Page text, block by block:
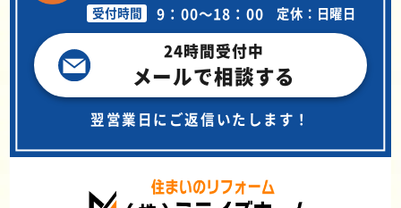
受付時間 9：00～18：00 定休：日曜日
24時間受付中
メールで相談する
翌営業日にご返信いたします！